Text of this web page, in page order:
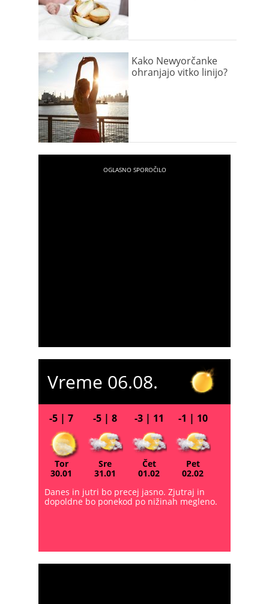
Kako Newyorčanke
ohranjajo vitko linijo?
Vreme 06.08.
-5 | 7
Tor
30.01
-5 | 8
Sre
31.01
-3 | 11
Čet
01.02
-1 | 10
Pet
02.02
Danes in jutri bo precej jasno. Zjutraj in
dopoldne bo ponekod po nižinah megleno.